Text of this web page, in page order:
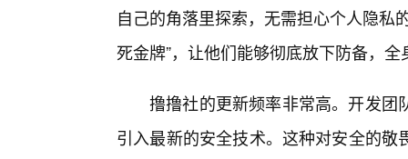
自己的角落里探索，无需担心个人隐私
死金牌”，让他们能够彻底放下防备，
撸撸社的更新频率非常高。开发团
引入最新的安全技术。这种对安全的